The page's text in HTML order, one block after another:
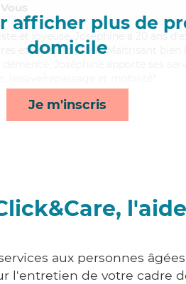
afficher plus de
domicile
Je m'inscris
et joyeuse, Joséphine a 20 ans
et Sociales (CSS). Maitrisant
aux personnes
l'entretien de votre cadre